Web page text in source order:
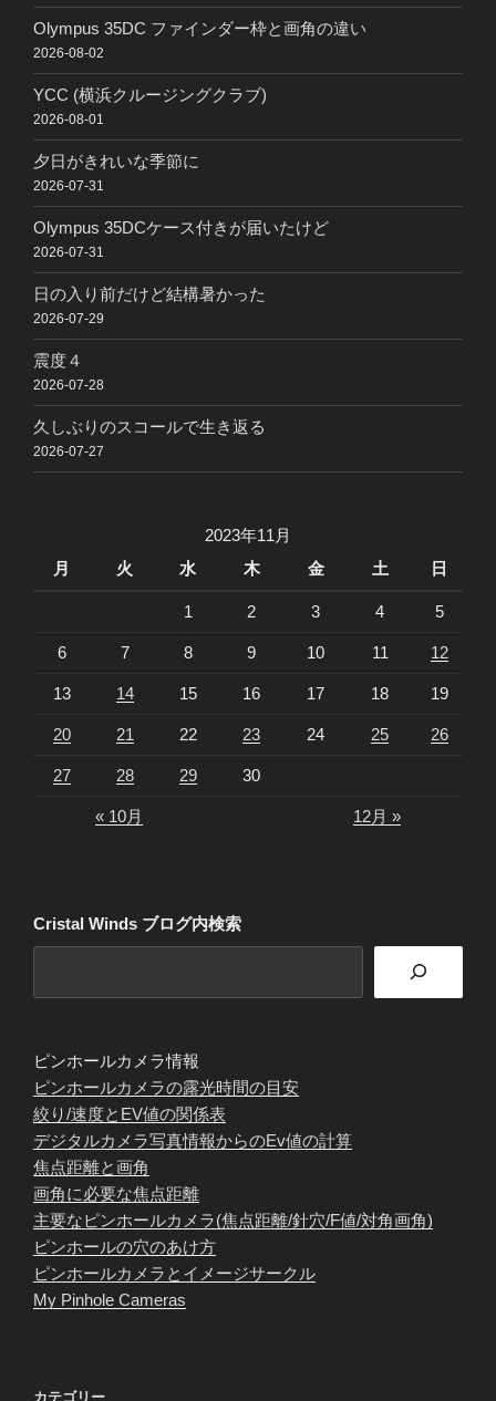
Olympus 35DC ファインダー枠と画角の違い
2026-08-02
YCC (横浜クルージングクラブ)
2026-08-01
夕日がきれいな季節に
2026-07-31
Olympus 35DCケース付きが届いたけど
2026-07-31
日の入り前だけど結構暑かった
2026-07-29
震度４
2026-07-28
久しぶりのスコールで生き返る
2026-07-27
2023年11月
月
火 水 木 金 土 日
1 2 3 4 5
6 7 8 9 10 11 12
13 14 15 16 17 18 19
20 21 22 23 24 25 26
27 28 29 30
« 10月 12月 »
Cristal Winds ブログ内検索
ピンホールカメラ情報
ピンホールカメラの露光時間の目安
絞り/速度とEV値の関係表
デジタルカメラ写真情報からのEv値の計算
焦点距離と画角
画角に必要な焦点距離
主要なピンホールカメラ(焦点距離/針穴/F値/対角画角)
ピンホールの穴のあけ方
ピンホールカメラとイメージサークル
My Pinhole Cameras
カテゴリー